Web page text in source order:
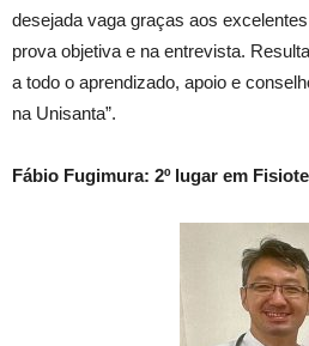
desejada vaga graças aos
prova objetiva e na entrevista.
a todo o aprendizado, apoio e
na Unisanta”.
Fábio Fugimura: 2º lugar em